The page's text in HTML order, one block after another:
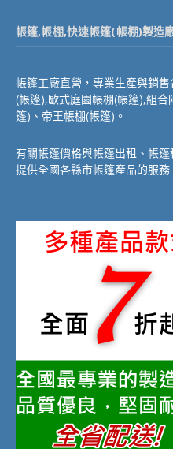
帳篷,帳棚,快速帳篷(帳棚)製造
帳篷工廠直營，專業生產與銷
(帳篷),歐式庭園帳棚(帳篷),組
篷)、帝王帳棚(帳篷)。
有關帳篷價格與帳篷出租、帳
提供全國各縣市帳篷產品的服務